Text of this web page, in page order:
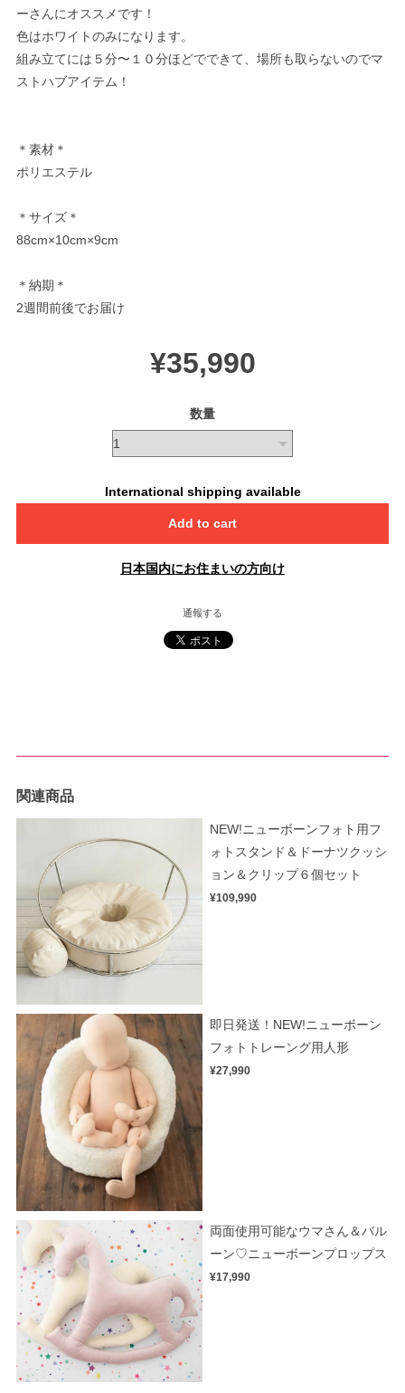
ーさんにオススメです！
色はホワイトのみになります。
組み立てには５分〜１０分ほどでできて、場所も取らないのでマ
ストハブアイテム！
＊素材＊
ポリエステル
＊サイズ＊
88cm×10cm×9cm
＊納期＊
2週間前後でお届け
¥35,990
数量
International shipping available
Add to cart
日本国内にお住まいの方向け
通報する
関連商品
NEW!ニューボーンフォト用フ
ォトスタンド＆ドーナツクッシ
ョン＆クリップ６個セット
¥109,990
即日発送！NEW!ニューボーン
フォトトレーング用人形
¥27,990
両面使用可能なウマさん＆バル
ーン♡ニューボーンプロップス
¥17,990